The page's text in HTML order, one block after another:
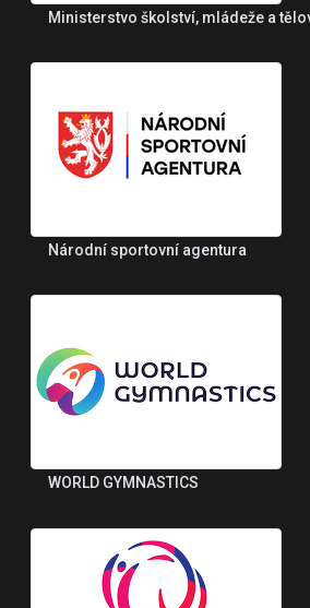
Ministerstvo školství, mládeže a
Národní sportovní agentura
WORLD GYMNASTICS